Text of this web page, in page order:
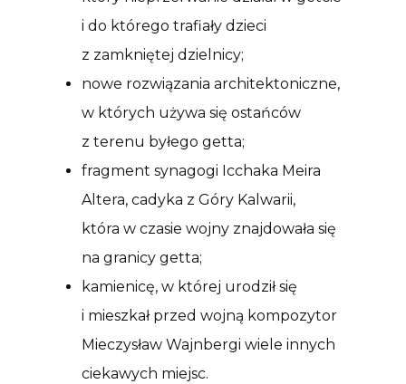
i do którego trafiały dzieci
z zamkniętej dzielnicy;
nowe rozwiązania architektoniczne,
w których używa się ostańców
z terenu byłego getta;
fragment synagogi Icchaka Meira
Altera, cadyka z Góry Kalwarii,
która w czasie wojny znajdowała się
na granicy getta;
kamienicę, w której urodził się
i mieszkał przed wojną kompozytor
Mieczysław Wajnbergi wiele innych
ciekawych miejsc.